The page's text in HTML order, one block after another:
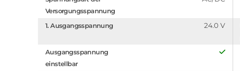
Versorgungsspannung
1. Ausgangsspannung 24.0 V
Ausgangsspannung
einstellbar